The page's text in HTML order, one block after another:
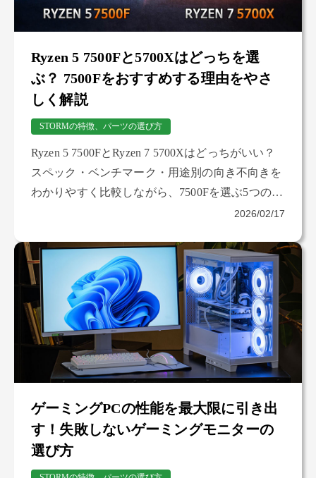
Ryzen 5 7500Fと5700Xはどっちを選
ぶ？ 7500Fをおすすめする理由をやさ
しく解説
STORMの特徴、パーツの選び方
Ryzen 5 7500FとRyzen 7 5700Xはどっちがいい？
スペック・ベンチマーク・用途別の向き不向きを
わかりやすく比較しながら、7500Fを選ぶ5つのメ
2026/02/17
ゲーミングPCの性能を最大限に引き出
す！失敗しないゲーミングモニターの
選び方